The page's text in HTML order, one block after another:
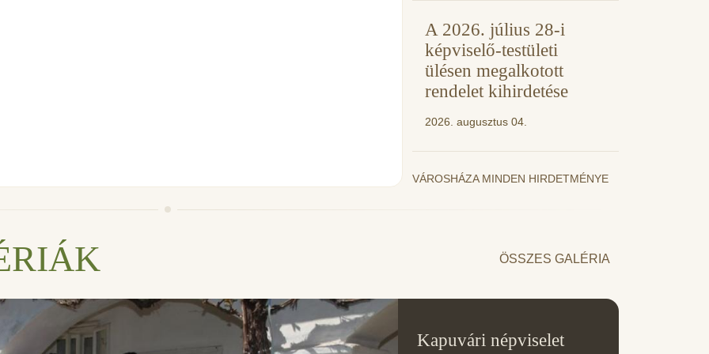
A 2026. július 28-i
képviselő-testületi
ülésen megalkotott
rendelet kihirdetése
2026. augusztus 04.
VÁROSHÁZA MINDEN HIRDETMÉNYE
ÖSSZES GALÉRIA
Kapuvári népviselet